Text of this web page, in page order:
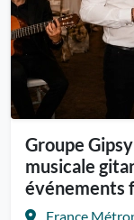
Groupe
musicale
événements
France